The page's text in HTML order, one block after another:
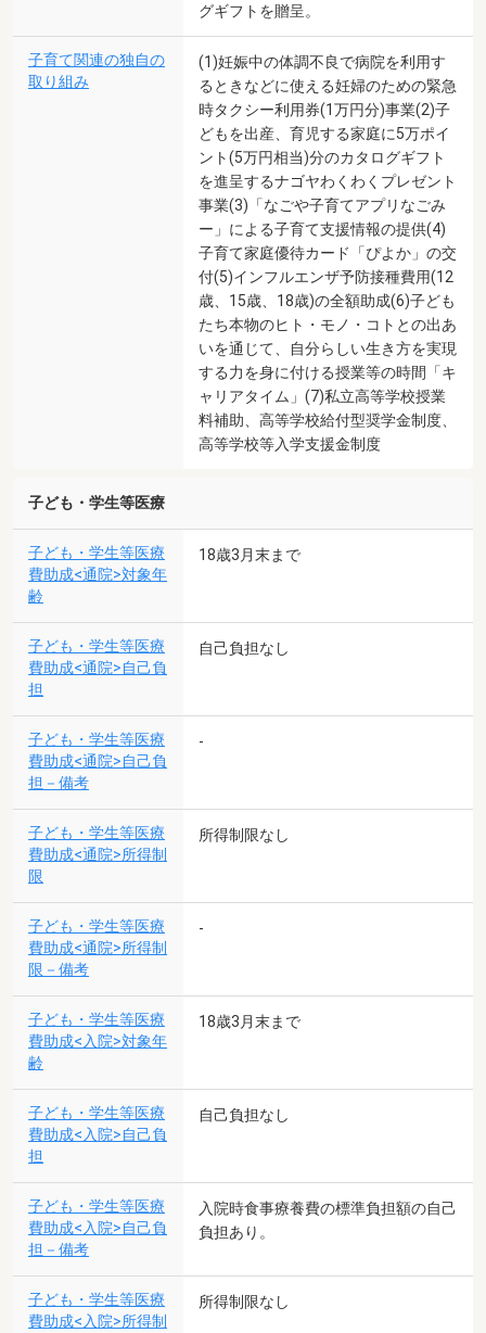
グギフトを贈呈。
子育て関連の独自の
取り組み
(1)妊娠中の体調不良で病院を利用す
るときなどに使える妊婦のための緊急
時タクシー利用券(1万円分)事業(2)子
どもを出産、育児する家庭に5万ポイ
ント(5万円相当)分のカタログギフト
を進呈するナゴヤわくわくプレゼント
事業(3)「なごや子育てアプリなごみ
ー」による子育て支援情報の提供(4)
子育て家庭優待カード「ぴよか」の交
付(5)インフルエンザ予防接種費用(12
歳、15歳、18歳)の全額助成(6)子ども
たち本物のヒト・モノ・コトとの出あ
いを通じて、自分らしい生き方を実現
する力を身に付ける授業等の時間「キ
ャリアタイム」(7)私立高等学校授業
料補助、高等学校給付型奨学金制度、
高等学校等入学支援金制度
子ども・学生等医療
子ども・学生等医療
費助成<通院>対象年
齢
18歳3月末まで
子ども・学生等医療
費助成<通院>自己負
担
自己負担なし
子ども・学生等医療
費助成<通院>自己負
担－備考
-
子ども・学生等医療
費助成<通院>所得制
限
所得制限なし
子ども・学生等医療
費助成<通院>所得制
限－備考
-
子ども・学生等医療
費助成<入院>対象年
齢
18歳3月末まで
子ども・学生等医療
費助成<入院>自己負
担
自己負担なし
子ども・学生等医療
費助成<入院>自己負
担－備考
入院時食事療養費の標準負担額の自己
負担あり。
子ども・学生等医療
費助成<入院>所得制
所得制限なし